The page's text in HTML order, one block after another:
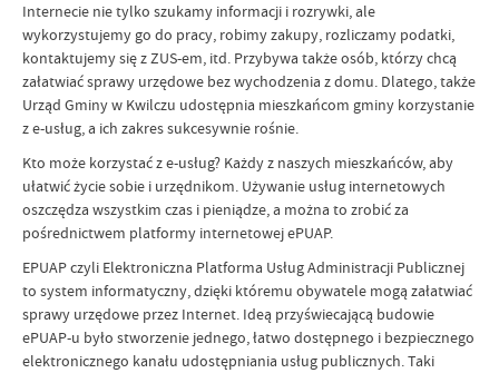
Internecie nie tylko szukamy informacji i rozrywki, ale
wykorzystujemy go do pracy, robimy zakupy, rozliczamy podatki,
kontaktujemy się z ZUS-em, itd. Przybywa także osób, którzy chcą
załatwiać sprawy urzędowe bez wychodzenia z domu. Dlatego, także
Urząd Gminy w Kwilczu udostępnia mieszkańcom gminy korzystanie
z e-usług, a ich zakres sukcesywnie rośnie.
Kto może korzystać z e-usług? Każdy z naszych mieszkańców, aby
ułatwić życie sobie i urzędnikom. Używanie usług internetowych
oszczędza wszystkim czas i pieniądze, a można to zrobić za
pośrednictwem platformy internetowej ePUAP.
EPUAP czyli Elektroniczna Platforma Usług Administracji Publicznej
to system informatyczny, dzięki któremu obywatele mogą załatwiać
sprawy urzędowe przez Internet. Ideą przyświecającą budowie
ePUAP-u było stworzenie jednego, łatwo dostępnego i bezpiecznego
elektronicznego kanału udostępniania usług publicznych. Taki